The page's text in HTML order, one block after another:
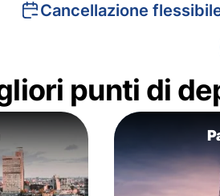
Cancellazione
punti di